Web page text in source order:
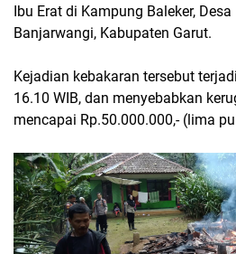
Ibu Erat di Kampung Baleker,
Banjarwangi, Kabupaten Garut.
Kejadian kebakaran tersebut
16.10 WIB, dan menyebabkan
mencapai Rp.50.000.000,- (lima